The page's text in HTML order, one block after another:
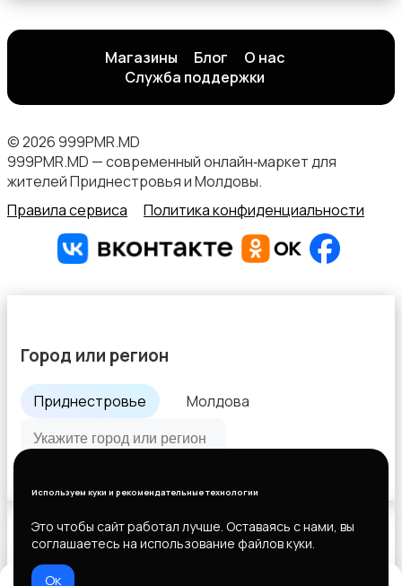
Магазины Блог
О нас
Служба поддержки
© 2026 999PMR.MD
999PMR.MD — современный онлайн‑маркет для
жителей Приднестровья и Молдовы.
Правила сервиса
Политика конфиденциальности
Используем куки и рекомендательные технологии
Это чтобы сайт работал лучше. Оставаясь с нами, вы
соглашаетесь на использование файлов куки.
Ок
Город или регион
Приднестровье Молдова
Выберите способ оплаты